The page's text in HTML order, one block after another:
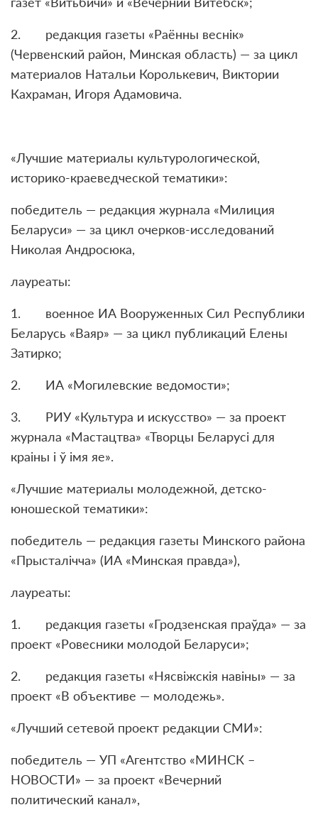
2. редакция газеты «Раённы веснік»
(Червенский район, Минская область) — за цикл
материалов Натальи Королькевич, Виктории
Кахраман, Игоря Адамовича.
«Лучшие материалы культурологической,
историко-краеведческой тематики»:
победитель — редакция журнала «Милиция
Беларуси» — за цикл очерков-исследований
Николая Андросюка,
лауреаты:
1. военное ИА Вооруженных Сил Республики
Беларусь «Ваяр» — за цикл публикаций Елены
Затирко;
2. ИА «Могилевские ведомости»;
3. РИУ «Культура и искусство» — за проект
журнала «Мастацтва» «Творцы Беларусі для
краіны і ў імя яе».
«Лучшие материалы молодежной, детско-
юношеской тематики»:
победитель — редакция газеты Минского района
«Прысталічча» (ИА «Минская правда»),
лауреаты:
1. редакция газеты «Гродзенская праўда» — за
проект «Ровесники молодой Беларуси»;
2. редакция газеты «Нясвіжскія навіны» — за
проект «В объективе — молодежь».
«Лучший сетевой проект редакции СМИ»:
победитель — УП «Агентство «МИНСК –
НОВОСТИ» — за проект «Вечерний
политический канал»,